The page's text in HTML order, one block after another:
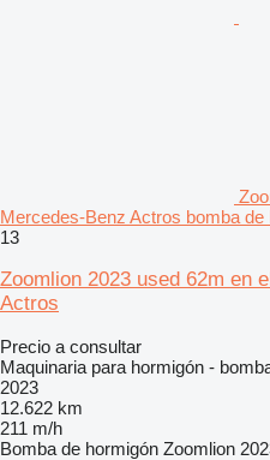
Mercedes-Benz Actros bomba de
13
Zoomlion 2023 used 62m en
Actros
Precio a consultar
Maquinaria para hormigón -
2023
12.622 km
211 m/h
Bomba de hormigón Zoomlion